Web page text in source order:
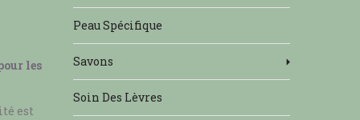
les
est
Peau Spécifique
Savons
Soin Des Lèvres